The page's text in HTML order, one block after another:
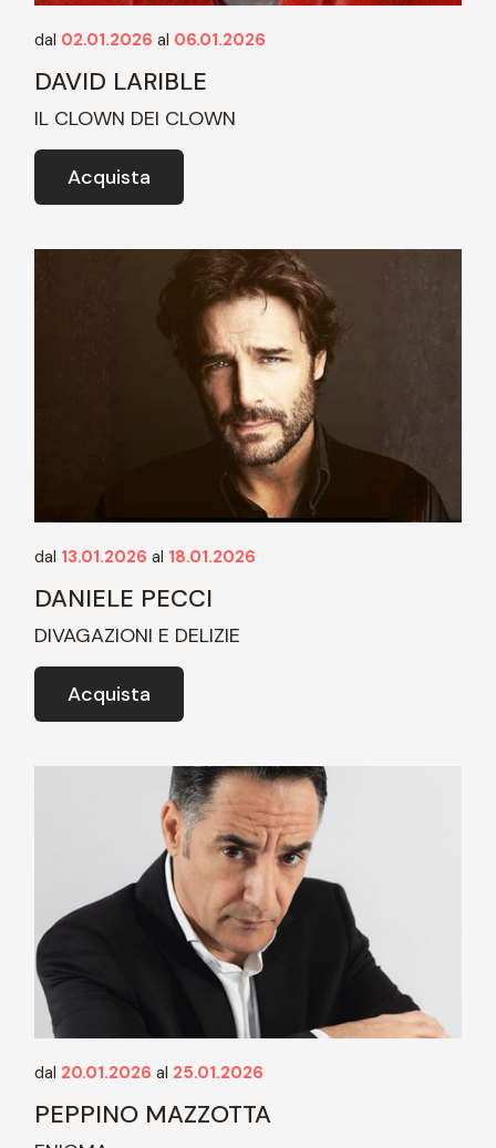
dal 02.01.2026 al 06.01.2026
DAVID LARIBLE
IL CLOWN DEI CLOWN
Acquista
dal 13.01.2026 al 18.01.2026
DANIELE PECCI
DIVAGAZIONI E DELIZIE
Acquista
dal 20.01.2026 al 25.01.2026
PEPPINO MAZZOTTA